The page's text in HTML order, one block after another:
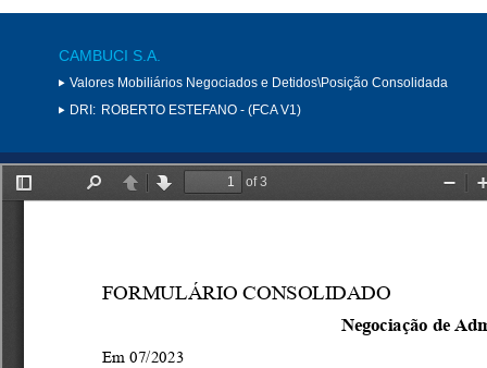
CAMBUCI S.A.
Valores Mobiliários Negociados e Detidos\Posição Consolidada
DRI: ROBERTO ESTEFANO - (FCA V1)